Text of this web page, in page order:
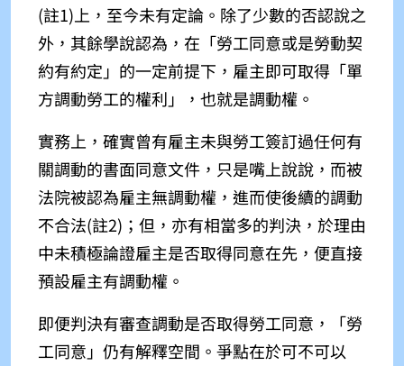
(註1)上， 至今未有定論。除了少數的否認說之
外，其餘學說認為，在「勞工同意或是勞動契
約有約定」的一定前提下，雇主即可取得「單
方調動勞工的權利」，也就是調動權。
實務上，確實曾有雇主未與勞工簽訂過任何有
關調動的書面同意文件，只是嘴上說說，而被
法院被認為雇主無調動權，進而使後續的調動
不合法(註2)； 但，亦有相當多的判決，於理由
中未積極論證雇主是否取得同意在先，便直接
預設雇主有調動權。
即便判決有審查調動是否取得勞工同意，「勞
工同意」仍有解釋空間。爭點在於可不可以